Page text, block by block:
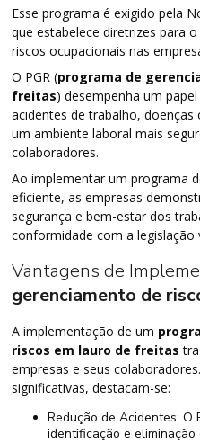
Esse programa é exigido pela
que estabelece diretrizes para
riscos ocupacionais nas
O PGR (programa de
freitas) desempenha um
acidentes de trabalho,
um ambiente laboral mais
colaboradores.
Ao implementar um programa
eficiente, as empresas
segurança e bem-estar dos
conformidade com a legislação
Vantagens de
gerenciamento de
A implementação de um
riscos em lauro de freitas
empresas e seus
significativas, destacam-se:
Redução de Acidentes: O PGR contribui para a
identificação e